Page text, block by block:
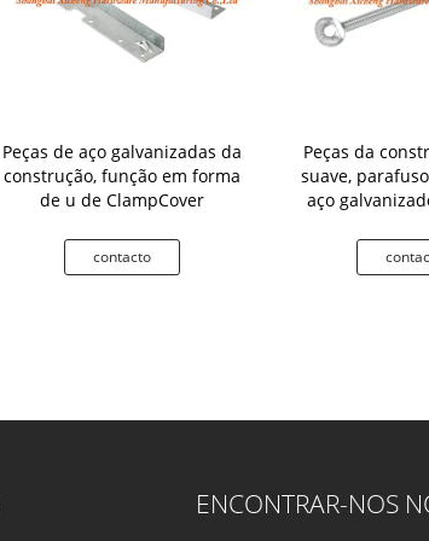
Peças de aço galvanizadas da
construção, função em forma
de u de ClampCover
contacto
Peças da
suave,
aço
ENCONTRAR-NOS